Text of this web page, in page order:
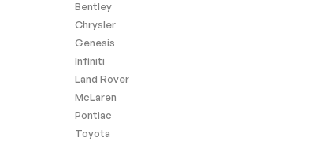
Bentley
Chrysler
Genesis
Infiniti
Land Rover
McLaren
Pontiac
Toyota